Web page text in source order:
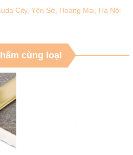
City, Yên Sở, Hoàng Mai, Hà Nội
cùng loại